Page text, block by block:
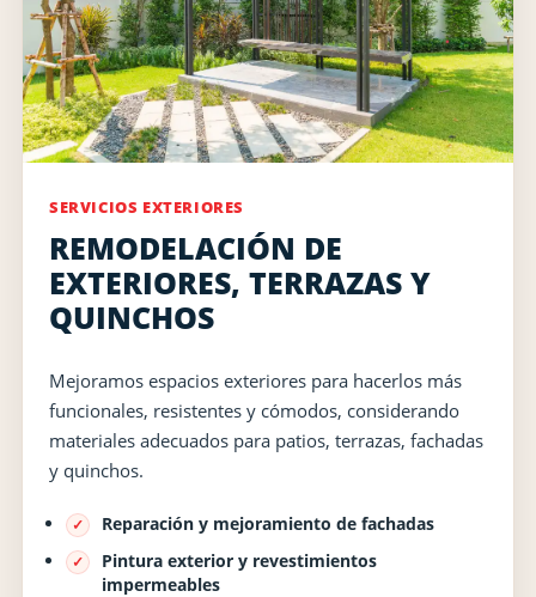
SERVICIOS EXTERIORES
REMODELACIÓN DE
EXTERIORES, TERRAZAS Y
QUINCHOS
Mejoramos espacios exteriores para hacerlos más
funcionales, resistentes y cómodos, considerando
materiales adecuados para patios, terrazas, fachadas
y quinchos.
Reparación y mejoramiento de fachadas
Pintura exterior y revestimientos
impermeables